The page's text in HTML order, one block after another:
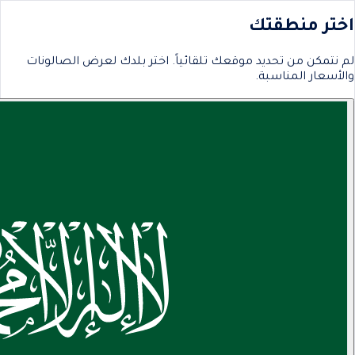
اختر منطقتك
لم نتمكن من تحديد موقعك تلقائياً. اختر بلدك لعرض الصالونات
والأسعار المناسبة.